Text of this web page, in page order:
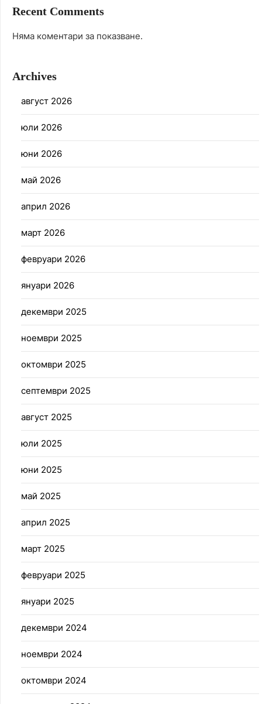
Recent Comments
Няма коментари за показване.
Archives
август 2026
юли 2026
юни 2026
май 2026
април 2026
март 2026
февруари 2026
януари 2026
декември 2025
ноември 2025
октомври 2025
септември 2025
август 2025
юли 2025
юни 2025
май 2025
април 2025
март 2025
февруари 2025
януари 2025
декември 2024
ноември 2024
октомври 2024